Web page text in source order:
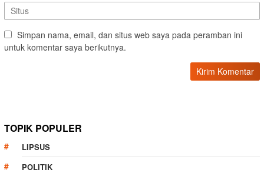
Simpan nama, email, dan situs web saya pada peramban ini
untuk komentar saya berikutnya.
TOPIK POPULER
LIPSUS
POLITIK